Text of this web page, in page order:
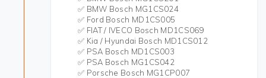
✅ BMW Bosch MG1CS024
✅ Ford Bosch MD1CS005
✅ FIAT / IVECO Bosch MD1CS069
✅ Kia / Hyundai Bosch MD1CS012
✅ PSA Bosch MD1CS003
✅ PSA Bosch MG1CS042
✅ Porsche Bosch MG1CP007